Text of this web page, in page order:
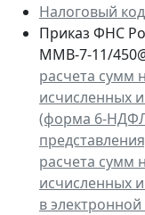
Налоговый
Приказ ФНС
ММВ-7-11/
расчета сумм
исчисленных
(форма 6-
расчета сумм
исчисленных
в